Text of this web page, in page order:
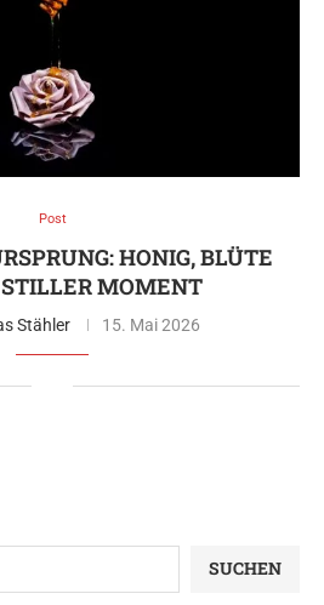
Post
HONIG, BLÜTE
MOMENT
Stähler 15. Mai 2026
SUCHEN